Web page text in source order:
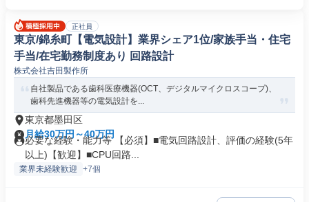
正社員
東京/錦糸町【電気設計】業界シェア1位/家族手当・住宅
手当/在宅勤務制度あり 回路設計
株式会社吉田製作所
自社製品である歯科医療機器(OCT、デジタルマイクロスコープ)、
歯科先進機器等の電気設計を...
東京都墨田区
月給30万円～40万円
必要な経験・能力等 【必須】■電気回路設計、評価の経験(5年
以上)【歓迎】■CPU回路...
業界未経験歓迎 +7個